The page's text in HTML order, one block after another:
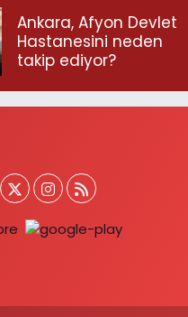
ediyoruz”
Ankara, Afyon Devlet
Hastanesini neden
takip ediyor?